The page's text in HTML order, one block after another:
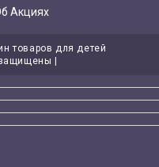
Акциях
товаров для детей
|